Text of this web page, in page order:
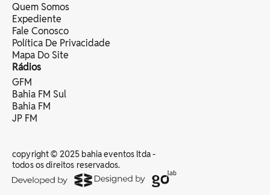
Quem Somos
Expediente
Fale Conosco
Política De Privacidade
Mapa Do Site
Rádios
GFM
Bahia FM Sul
Bahia FM
JP FM
copyright © 2025 bahia eventos ltda -
todos os direitos reservados.